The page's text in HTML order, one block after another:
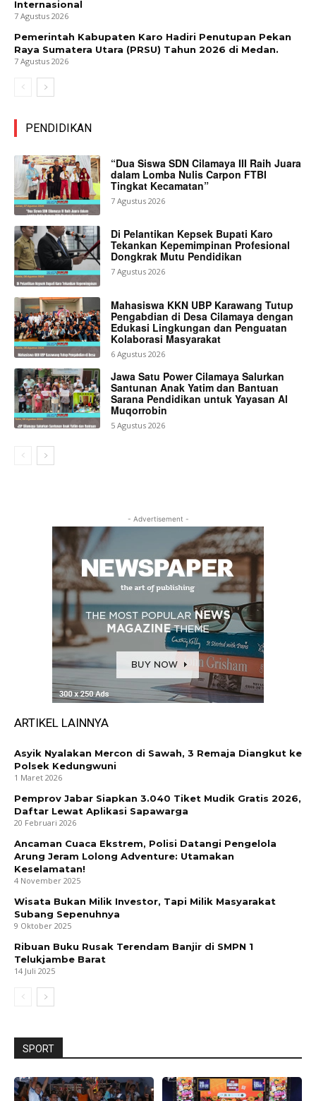
Internasional
7 Agustus 2026
Pemerintah Kabupaten Karo Hadiri Penutupan Pekan
Raya Sumatera Utara (PRSU) Tahun 2026 di Medan.
7 Agustus 2026
PENDIDIKAN
“Dua Siswa SDN Cilamaya III Raih Juara
dalam Lomba Nulis Carpon FTBI
Tingkat Kecamatan”
7 Agustus 2026
Di Pelantikan Kepsek Bupati Karo
Tekankan Kepemimpinan Profesional
Dongkrak Mutu Pendidikan
7 Agustus 2026
Mahasiswa KKN UBP Karawang Tutup
Pengabdian di Desa Cilamaya dengan
Edukasi Lingkungan dan Penguatan
Kolaborasi Masyarakat
6 Agustus 2026
Jawa Satu Power Cilamaya Salurkan
Santunan Anak Yatim dan Bantuan
Sarana Pendidikan untuk Yayasan Al
Muqorrobin
5 Agustus 2026
- Advertisement -
ARTIKEL LAINNYA
Asyik Nyalakan Mercon di Sawah, 3 Remaja Diangkut ke
Polsek Kedungwuni
1 Maret 2026
Pemprov Jabar Siapkan 3.040 Tiket Mudik Gratis 2026,
Daftar Lewat Aplikasi Sapawarga
20 Februari 2026
Ancaman Cuaca Ekstrem, Polisi Datangi Pengelola
Arung Jeram Lolong Adventure: Utamakan
Keselamatan!
4 November 2025
Wisata Bukan Milik Investor, Tapi Milik Masyarakat
Subang Sepenuhnya
9 Oktober 2025
Ribuan Buku Rusak Terendam Banjir di SMPN 1
Telukjambe Barat
14 Juli 2025
SPORT